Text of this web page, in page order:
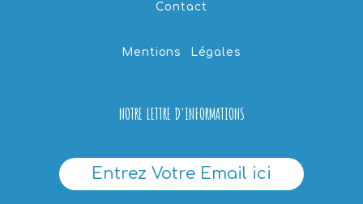
Contact
Mentions Légales
NOTRE LETTRE D'INFORMATIONS
Entrez Votre Email ici